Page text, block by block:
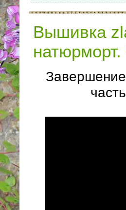
Вышивка
натюрморт.